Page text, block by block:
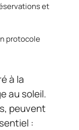
et
protocole
à la
au soleil.
peuvent
: